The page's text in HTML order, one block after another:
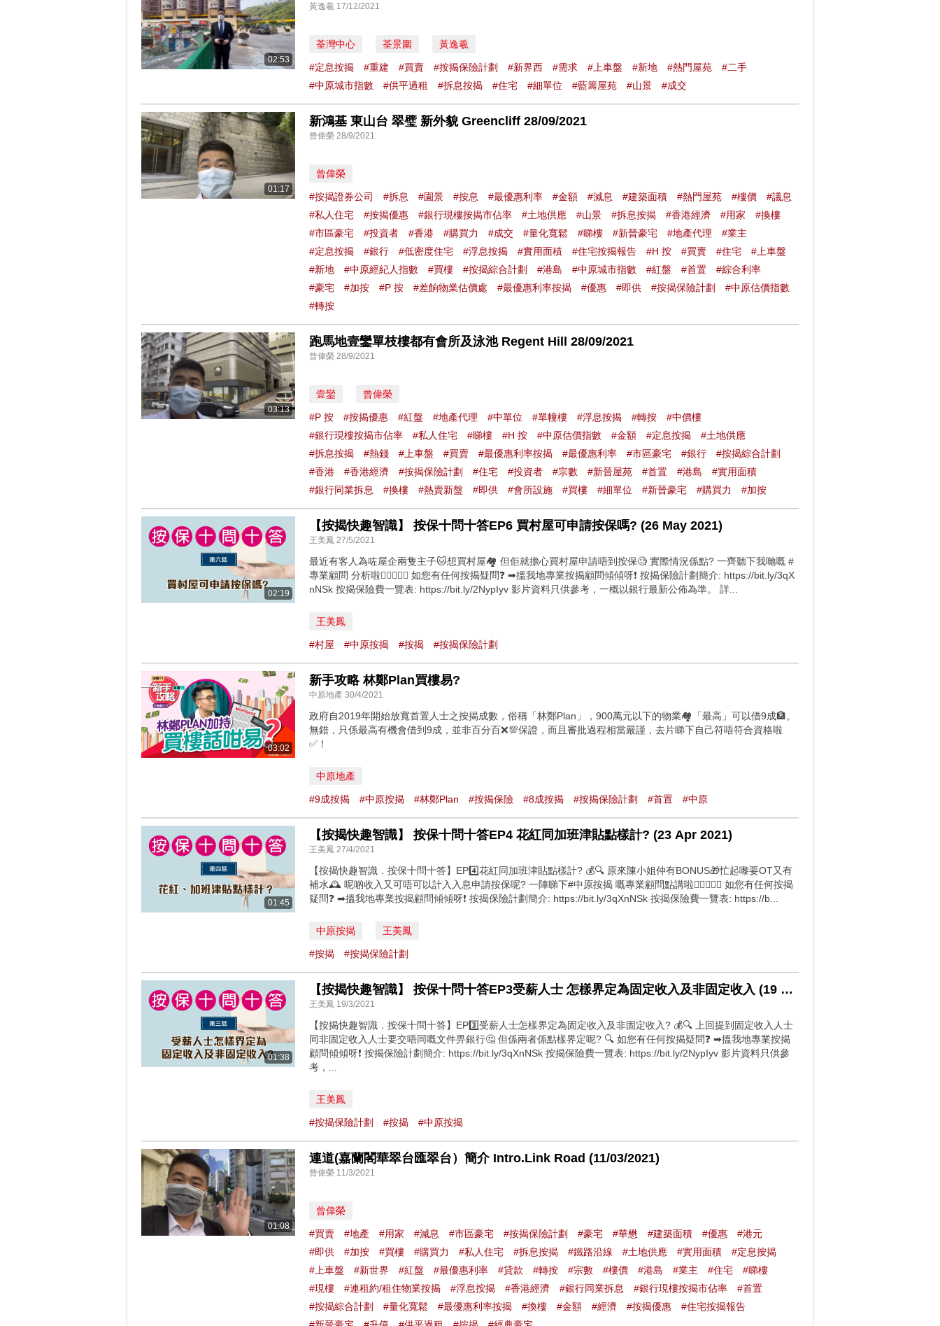
02:53
黃逸羲 17/12/2021
荃灣中心 荃景圍 黃逸羲
#定息按揭 #重建 #買賣 #按揭保險計劃 #新界西 #需求 #上車盤 #新地 #熱門屋苑
#二手
#中原城市指數
#供平過租 #拆息按揭 #住宅 #細單位 #藍籌屋苑 #山景 #成交
01:17
新鴻基 東山台 翠璧 新外貌 Greencliff 28/09/2021
曾偉榮 28/9/2021
曾偉榮
#按揭證券公司 #拆息 #園景 #按息 #最優惠利率 #金額 #減息 #建築面積 #熱門屋苑 #樓價
#議息
#私人住宅
#按揭優惠 #銀行現樓按揭市佔率 #土地供應 #山景 #拆息按揭 #香港經濟 #用家
#換樓
#市區豪宅
#投資者 #香港 #購買力 #成交 #量化寬鬆 #睇樓 #新晉豪宅 #地產代理
#業主
#定息按揭
#銀行 #低密度住宅 #浮息按揭 #實用面積 #住宅按揭報告 #H 按 #買賣 #住宅
#上車盤
#新地
#中原經紀人指數 #買樓 #按揭綜合計劃 #港島 #中原城市指數 #紅盤 #首置
#綜合利率
#豪宅
#加按 #P 按 #差餉物業估價處 #最優惠利率按揭 #優惠 #即供 #按揭保險計劃
#中原估價指數
#轉按
03:13
跑馬地壹鑾單枝樓都有會所及泳池 Regent Hill 28/09/2021
曾偉榮 28/9/2021
壹鑾 曾偉榮
#P 按 #按揭優惠 #紅盤 #地產代理 #中單位 #單幢樓 #浮息按揭 #轉按
#中價樓
#銀行現樓按揭市佔率
#私人住宅 #睇樓 #H 按 #中原估價指數 #金額 #定息按揭
#土地供應
#拆息按揭
#熱錢 #上車盤 #買賣 #最優惠利率按揭 #最優惠利率 #市區豪宅 #銀行
#按揭綜合計劃
#香港
#香港經濟 #按揭保險計劃 #住宅 #投資者 #宗數 #新晉屋苑 #首置 #港島
#實用面積
#銀行同業拆息
#換樓 #熱賣新盤 #即供 #會所設施 #買樓 #細單位 #新晉豪宅 #購買力 #加按
02:19
【按揭快趣智識】 按保十問十答EP6 買村屋可申請按保嗎? (26 May 2021)
王美鳳 27/5/2021
最近有客人為咗屋企兩隻主子🐱想買村屋🏘️ 但佢就擔心買村屋申請唔到按保🧐 實際情況係點? 一齊聽下我哋嘅 #
專業顧問 分析啦👂🏻🧑🏻‍💻 如您有任何按揭疑問❓ ➡搵我地專業按揭顧問傾傾呀❗ 按揭保險計劃簡介: https://bit.ly/3qX
nNSk 按揭保險費一覽表: https://bit.ly/2NypIyv 影片資料只供參考，一概以銀行最新公佈為準。 詳...
王美鳳
#村屋 #中原按揭 #按揭 #按揭保險計劃
03:02
新手攻略 林鄭Plan買樓易?
中原地產 30/4/2021
政府自2019年開始放寬首置人士之按揭成數，俗稱「林鄭Plan」，900萬元以下的物業🏘「最高」可以借9成🏦。
無錯，只係最高有機會借到9成，並非百分百❌💯保證，而且審批過程相當嚴謹，去片睇下自己符唔符合資格啦
✅！
中原地產
#9成按揭 #中原按揭 #林鄭Plan #按揭保險 #8成按揭 #按揭保險計劃 #首置 #中原
01:45
【按揭快趣智識】 按保十問十答EP4 花紅同加班津貼點樣計? (23 Apr 2021)
王美鳳 27/4/2021
【按揭快趣智識．按保十問十答】EP4️⃣花紅同加班津貼點樣計? 💰🔍 原來陳小姐仲有BONUS🎁忙起嚟要OT又有
補水🕰️ 呢啲收入又可唔可以計入入息申請按保呢? 一陣睇下#中原按揭 嘅專業顧問點講啦👂🏻🧑🏻‍💻 如您有任何按揭
疑問❓ ➡搵我地專業按揭顧問傾傾呀❗ 按揭保險計劃簡介: https://bit.ly/3qXnNSk 按揭保險費一覽表: https://b...
中原按揭 王美鳳
#按揭 #按揭保險計劃
01:38
【按揭快趣智識】 按保十問十答EP3受薪人士 怎樣界定為固定收入及非固定收入 (19 Mar 2021)
王美鳳 19/3/2021
【按揭快趣智識．按保十問十答】EP3️⃣受薪人士怎樣界定為固定收入及非固定收入? 💰🔍 上回提到固定收入人士
同非固定收入人士要交唔同嘅文件畀銀行🤔 但係兩者係點樣界定呢? 🔍 如您有任何按揭疑問❓ ➡搵我地專業按揭
顧問傾傾呀❗ 按揭保險計劃簡介: https://bit.ly/3qXnNSk 按揭保險費一覽表: https://bit.ly/2NypIyv 影片資料只供參
考，...
王美鳳
#按揭保險計劃 #按揭 #中原按揭
01:08
連道(嘉蘭閣華翠台匯翠台）簡介 Intro.Link Road (11/03/2021)
曾偉榮 11/3/2021
曾偉榮
#買賣 #地產 #用家 #減息 #市區豪宅 #按揭保險計劃 #豪宅 #華懋 #建築面積 #優惠
#港元
#即供
#加按 #買樓 #購買力 #私人住宅 #拆息按揭 #鐵路沿線 #土地供應 #實用面積
#定息按揭
#上車盤
#新世界 #紅盤 #最優惠利率 #貸款 #轉按 #宗數 #樓價 #港島 #業主 #住宅
#睇樓
#現樓
#連租約/租住物業按揭 #浮息按揭 #香港經濟 #銀行同業拆息 #銀行現樓按揭市佔率
#首置
#按揭綜合計劃
#量化寬鬆 #最優惠利率按揭 #換樓 #金額 #經濟 #按揭優惠
#住宅按揭報告